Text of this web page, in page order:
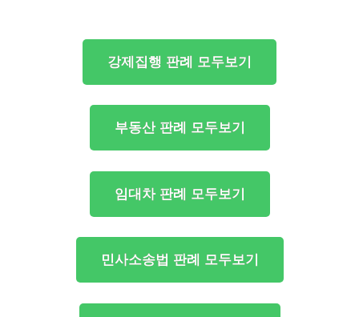
강제집행 판례 모두보기
부동산 판례 모두보기
임대차 판례 모두보기
민사소송법 판례 모두보기